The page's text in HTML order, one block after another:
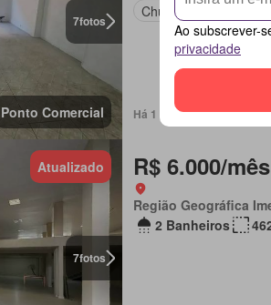
7fotos
Ponto Comercial
Churrasqueira
Há 1 dia, 1 hora em
7fotos
Atualizado R$ 6.000/mês
Região Geográfica
2 Banheiros
Ao subscrever-
privacidade